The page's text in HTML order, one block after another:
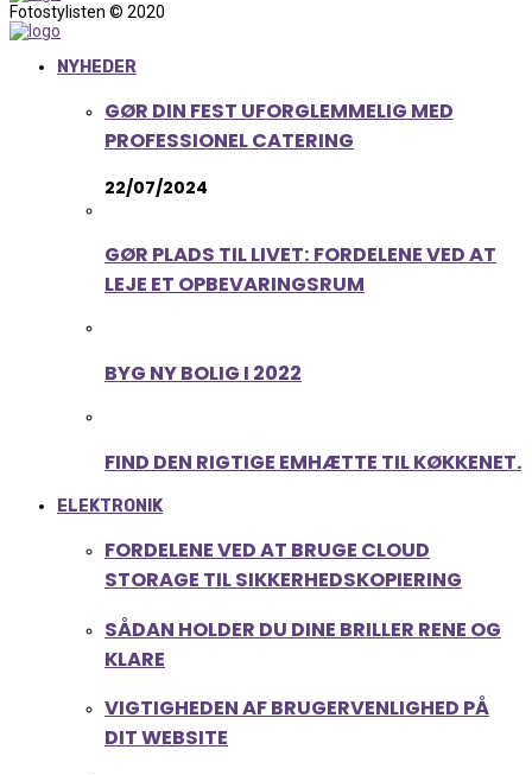
Fotostylisten © 2020
NYHEDER
GØR DIN FEST UFORGLEMMELIG MED
PROFESSIONEL CATERING
22/07/2024
GØR PLADS TIL LIVET: FORDELENE VED AT
LEJE ET OPBEVARINGSRUM
BYG NY BOLIG I 2022
FIND DEN RIGTIGE EMHÆTTE TIL KØKKENET.
ELEKTRONIK
FORDELENE VED AT BRUGE CLOUD
STORAGE TIL SIKKERHEDSKOPIERING
SÅDAN HOLDER DU DINE BRILLER RENE OG
KLARE
VIGTIGHEDEN AF BRUGERVENLIGHED PÅ
DIT WEBSITE